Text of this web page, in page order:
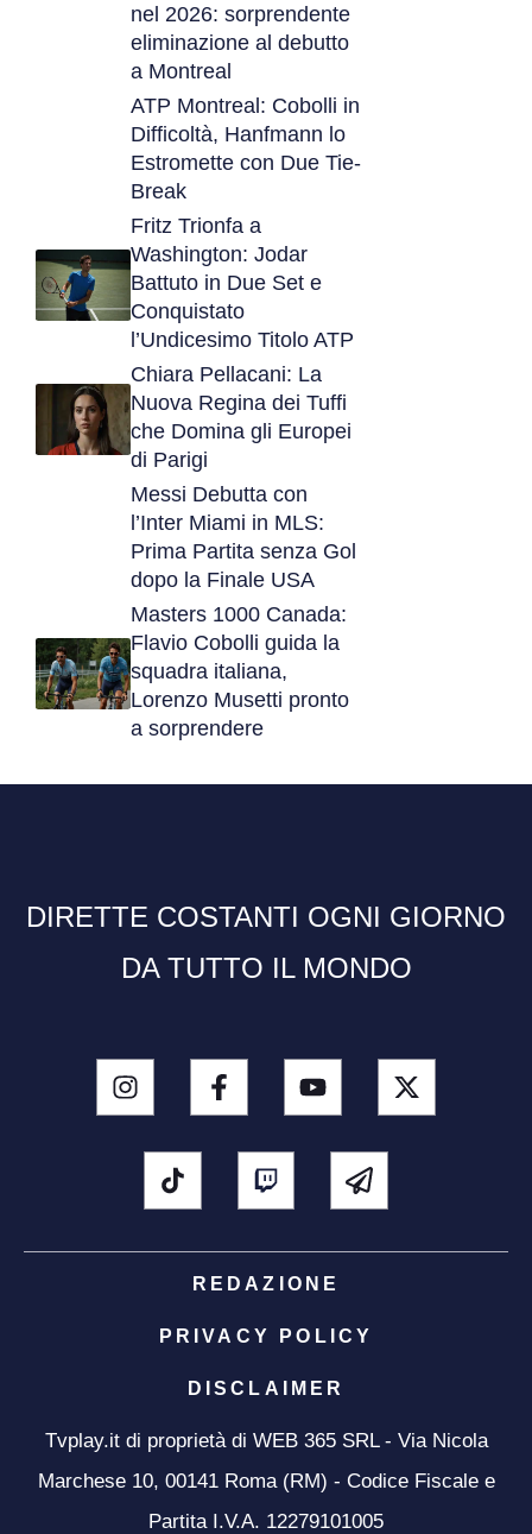
nel 2026: sorprendente
eliminazione al debutto
a Montreal
ATP Montreal: Cobolli in
Difficoltà, Hanfmann lo
Estromette con Due Tie-
Break
Fritz Trionfa a
Washington: Jodar
Battuto in Due Set e
Conquistato
l’Undicesimo Titolo ATP
Chiara Pellacani: La
Nuova Regina dei Tuffi
che Domina gli Europei
di Parigi
Messi Debutta con
l’Inter Miami in MLS:
Prima Partita senza Gol
dopo la Finale USA
Masters 1000 Canada:
Flavio Cobolli guida la
squadra italiana,
Lorenzo Musetti pronto
a sorprendere
DIRETTE COSTANTI OGNI GIORNO
DA TUTTO IL MONDO
REDAZIONE
PRIVACY POLICY
DISCLAIMER
Tvplay.it di proprietà di WEB 365 SRL - Via Nicola
Marchese 10, 00141 Roma (RM) - Codice Fiscale e
Partita I.V.A. 12279101005